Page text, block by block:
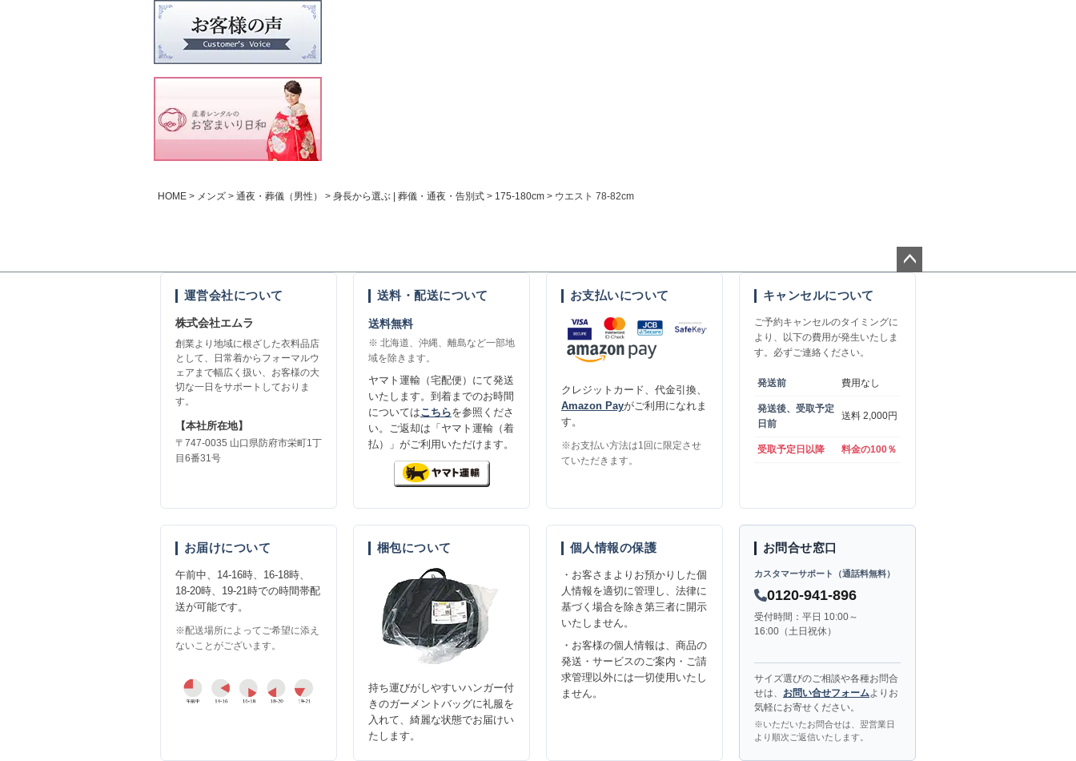
HOME メンズ 通夜・葬儀（男性） 身長から選ぶ | 葬儀・通夜・告別式 175-180cm ウエスト 78-82cm
運営会社について
株式会社エムラ
創業より地域に根ざした衣料品店
として、日常着からフォーマルウ
ェアまで幅広く扱い、お客様の大
切な一日をサポートしておりま
す。
【本社所在地】
〒747-0035 山口県防府市栄町1丁
目6番31号
送料・配送について
送料無料
※ 北海道、沖縄、離島など一部地
域を除きます。
ヤマト運輸（宅配便）にて発送
いたします。到着までのお時間
についてはこちらを参照くださ
い。ご返却は「ヤマト運輸（着
払）」がご利用いただけます。
お支払いについて
クレジットカード、代金引換、
Amazon Payがご利用になれま
す。
※お支払い方法は1回に限定させ
ていただきます。
キャンセルについて
ご予約キャンセルのタイミングに
より、以下の費用が発生いたしま
す。必ずご連絡ください。
発送前 費用なし
発送後、受取予定
日前
送料 2,000円
受取予定日以降 料金の100％
お届けについて
午前中、14-16時、16-18時、
18-20時、19-21時での時間帯配
送が可能です。
※配送場所によってご希望に添え
ないことがございます。
梱包について
持ち運びがしやすいハンガー付
きのガーメントバッグに礼服を
入れて、綺麗な状態でお届けい
たします。
個人情報の保護
・お客さまよりお預かりした個
人情報を適切に管理し、法律に
基づく場合を除き第三者に開示
いたしません。
・お客様の個人情報は、商品の
発送・サービスのご案内・ご請
求管理以外には一切使用いたし
ません。
お問合せ窓口
カスタマーサポート（通話料無料）
0120-941-896
受付時間：平日 10:00～
16:00（土日祝休）
サイズ選びのご相談や各種お問合
せは、 お問い合せフォームよりお
気軽にお寄せください。
※いただいたお問合せは、翌営業日
より順次ご返信いたします。